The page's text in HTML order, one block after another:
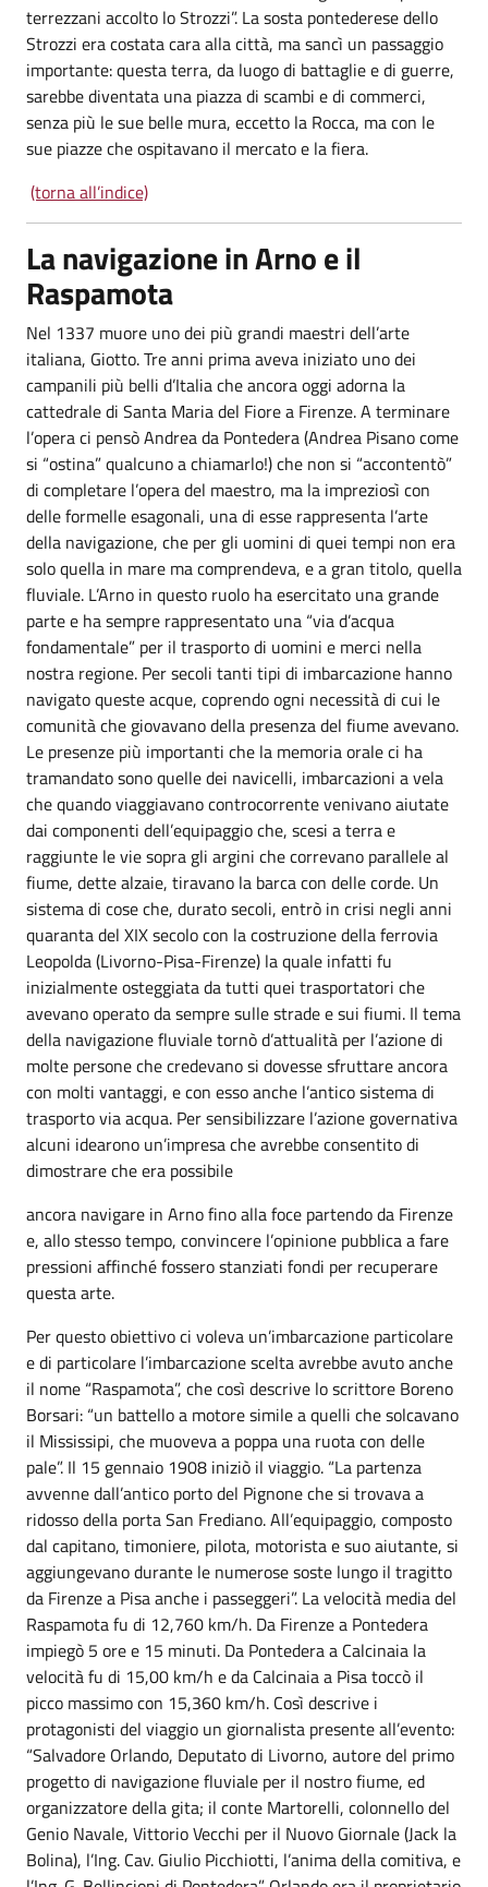
terrezzani accolto lo Strozzi”. La sosta pontederese dello
Strozzi era costata cara alla città, ma sancì un passaggio
importante: questa terra, da luogo di battaglie e di guerre,
sarebbe diventata una piazza di scambi e di commerci,
senza più le sue belle mura, eccetto la Rocca, ma con le
sue piazze che ospitavano il mercato e la fiera.
(torna all’indice)
La navigazione in Arno e il
Raspamota
Nel 1337 muore uno dei più grandi maestri dell’arte
italiana, Giotto. Tre anni prima aveva iniziato uno dei
campanili più belli d’Italia che ancora oggi adorna la
cattedrale di Santa Maria del Fiore a Firenze. A terminare
l’opera ci pensò Andrea da Pontedera (Andrea Pisano come
si “ostina” qualcuno a chiamarlo!) che non si “accontentò”
di completare l’opera del maestro, ma la impreziosì con
delle formelle esagonali, una di esse rappresenta l’arte
della navigazione, che per gli uomini di quei tempi non era
solo quella in mare ma comprendeva, e a gran titolo, quella
fluviale. L’Arno in questo ruolo ha esercitato una grande
parte e ha sempre rappresentato una “via d’acqua
fondamentale” per il trasporto di uomini e merci nella
nostra regione. Per secoli tanti tipi di imbarcazione hanno
navigato queste acque, coprendo ogni necessità di cui le
comunità che giovavano della presenza del fiume avevano.
Le presenze più importanti che la memoria orale ci ha
tramandato sono quelle dei navicelli, imbarcazioni a vela
che quando viaggiavano controcorrente venivano aiutate
dai componenti dell’equipaggio che, scesi a terra e
raggiunte le vie sopra gli argini che correvano parallele al
fiume, dette alzaie, tiravano la barca con delle corde. Un
sistema di cose che, durato secoli, entrò in crisi negli anni
quaranta del XIX secolo con la costruzione della ferrovia
Leopolda (Livorno-Pisa-Firenze) la quale infatti fu
inizialmente osteggiata da tutti quei trasportatori che
avevano operato da sempre sulle strade e sui fiumi. Il tema
della navigazione fluviale tornò d’attualità per l’azione di
molte persone che credevano si dovesse sfruttare ancora
con molti vantaggi, e con esso anche l’antico sistema di
trasporto via acqua. Per sensibilizzare l’azione governativa
alcuni idearono un’impresa che avrebbe consentito di
dimostrare che era possibile
ancora navigare in Arno fino alla foce partendo da Firenze
e, allo stesso tempo, convincere l’opinione pubblica a fare
pressioni affinché fossero stanziati fondi per recuperare
questa arte.
Per questo obiettivo ci voleva un’imbarcazione particolare
e di particolare l’imbarcazione scelta avrebbe avuto anche
il nome “Raspamota”, che così descrive lo scrittore Boreno
Borsari: “un battello a motore simile a quelli che solcavano
il Mississipi, che muoveva a poppa una ruota con delle
pale”. Il 15 gennaio 1908 iniziò il viaggio. “La partenza
avvenne dall’antico porto del Pignone che si trovava a
ridosso della porta San Frediano. All’equipaggio, composto
dal capitano, timoniere, pilota, motorista e suo aiutante, si
aggiungevano durante le numerose soste lungo il tragitto
da Firenze a Pisa anche i passeggeri”. La velocità media del
Raspamota fu di 12,760 km/h. Da Firenze a Pontedera
impiegò 5 ore e 15 minuti. Da Pontedera a Calcinaia la
velocità fu di 15,00 km/h e da Calcinaia a Pisa toccò il
picco massimo con 15,360 km/h. Così descrive i
protagonisti del viaggio un giornalista presente all’evento:
“Salvadore Orlando, Deputato di Livorno, autore del primo
progetto di navigazione fluviale per il nostro fiume, ed
organizzatore della gita; il conte Martorelli, colonnello del
Genio Navale, Vittorio Vecchi per il Nuovo Giornale (Jack la
Bolina), l’Ing. Cav. Giulio Picchiotti, l’anima della comitiva, e